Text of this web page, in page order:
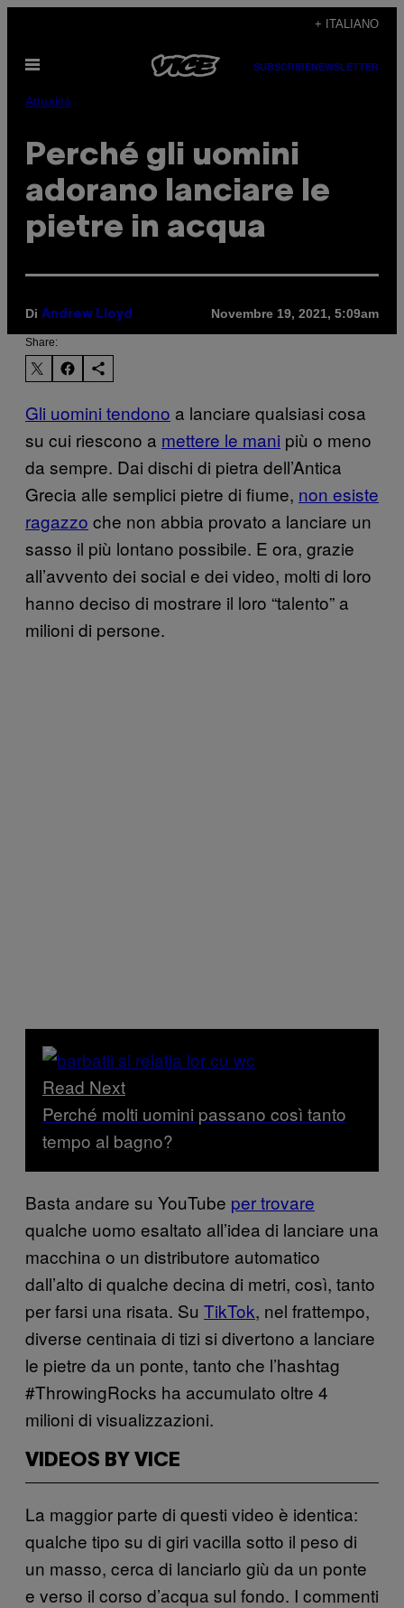
contenuto
+ ITALIANO
Apri
SUBSCRIBENEWSLETTER
Attualità
Perché gli uomini
adorano lanciare le
pietre in acqua
Di Andrew Lloyd Novembre 19, 2021, 5:09am
Share:
Gli uomini tendono a lanciare qualsiasi cosa
su cui riescono a mettere le mani più o meno
da sempre. Dai dischi di pietra dell’Antica
Grecia alle semplici pietre di fiume, non esiste
ragazzo che non abbia provato a lanciare un
sasso il più lontano possibile. E ora, grazie
all’avvento dei social e dei video, molti di loro
hanno deciso di mostrare il loro “talento” a
milioni di persone.
Read Next
Perché molti uomini passano così tanto
tempo al bagno?
Basta andare su YouTube per trovare
qualche uomo esaltato all’idea di lanciare una
macchina o un distributore automatico
dall’alto di qualche decina di metri, così, tanto
per farsi una risata. Su TikTok, nel frattempo,
diverse centinaia di tizi si divertono a lanciare
le pietre da un ponte, tanto che l’hashtag
#ThrowingRocks ha accumulato oltre 4
milioni di visualizzazioni.
VIDEOS BY VICE
La maggior parte di questi video è identica:
qualche tipo su di giri vacilla sotto il peso di
un masso, cerca di lanciarlo giù da un ponte
e verso il corso d’acqua sul fondo. I commenti